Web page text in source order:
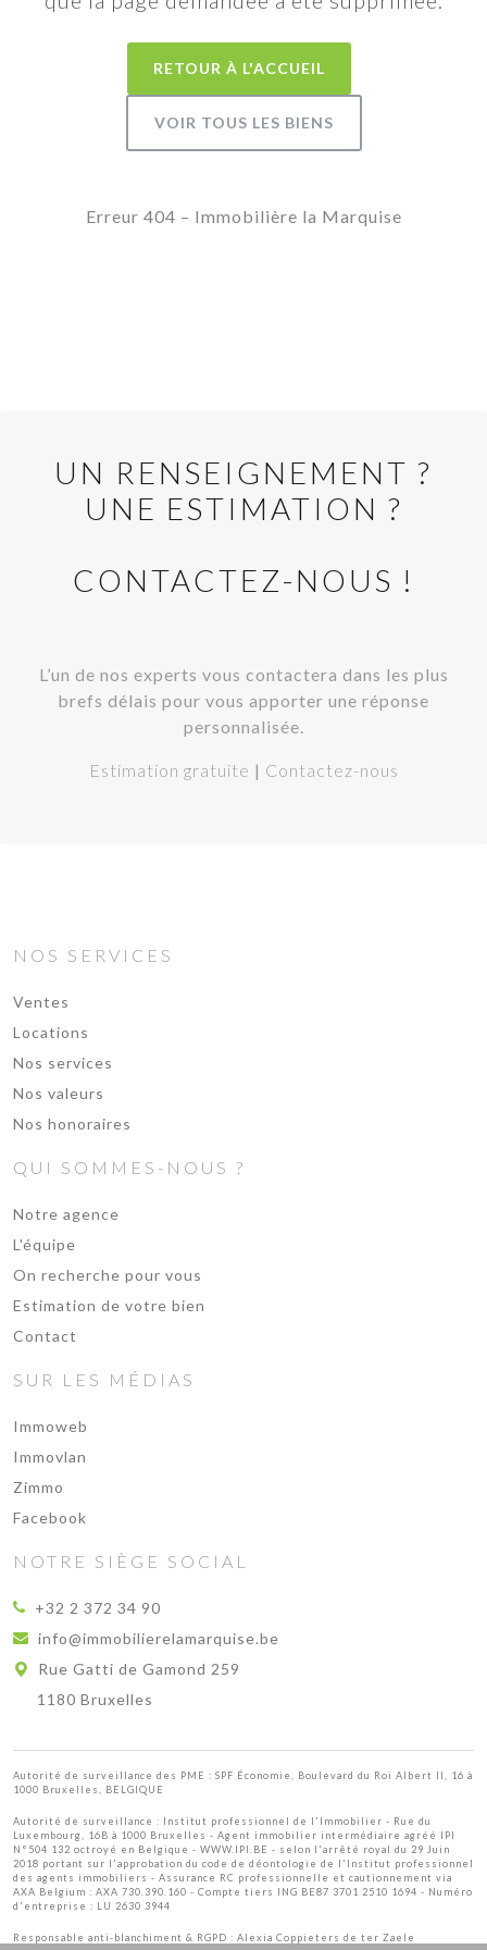
RETOUR À L'ACCUEIL
VOIR TOUS LES BIENS
Erreur 404 – Immobilière la Marquise
UN RENSEIGNEMENT ?
UNE ESTIMATION ?
CONTACTEZ-NOUS !
L’un de nos experts vous contactera dans les plus
brefs délais pour vous apporter une réponse
personnalisée.
Estimation gratuite | Contactez-nous
NOS SERVICES
Ventes
Locations
Nos services
Nos valeurs
Nos honoraires
QUI SOMMES-NOUS ?
Notre agence
L'équipe
On recherche pour vous
Estimation de votre bien
Contact
SUR LES MÉDIAS
Immoweb
Immovlan
Zimmo
Facebook
NOTRE SIÈGE SOCIAL
+32 2 372 34 90
info@immobilierelamarquise.be
Rue Gatti de Gamond 259
1180 Bruxelles
Autorité de surveillance des PME : SPF Économie, Boulevard du Roi Albert II, 16 à
1000 Bruxelles, BELGIQUE
Autorité de surveillance : Institut professionnel de l'Immobilier - Rue du
Luxembourg, 16B à 1000 Bruxelles - Agent immobilier intermédiaire agréé IPI
N°504 132 octroyé en Belgique - WWW.IPI.BE - selon l'arrêté royal du 29 Juin
2018 portant sur l'approbation du code de déontologie de l'Institut professionnel
des agents immobiliers - Assurance RC professionnelle et cautionnement via
AXA Belgium : AXA 730.390.160 - Compte tiers ING BE87 3701 2510 1694 - Numéro
d'entreprise : LU 2630 3944
Responsable anti-blanchiment & RGPD : Alexia Coppieters de ter Zaele